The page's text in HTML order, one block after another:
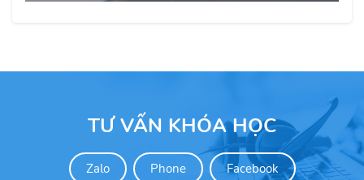
TƯ VẤN KHÓA HỌC
Zalo Phone Facebook